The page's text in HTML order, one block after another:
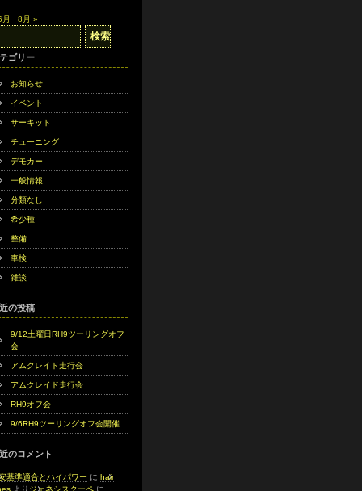
8月 »
ゴリー
お知らせ
イベント
サーキット
チューニング
デモカー
一般情報
分類なし
希少種
整備
車検
雑談
の投稿
9/12土曜日RH9ツーリングオフ
会
アムクレイド走行会
アムクレイド走行会
RH9オフ会
9/6RH9ツーリングオフ会開催
のコメント
基準適合とハイパワー に hair
より ジェネシスクーペ に